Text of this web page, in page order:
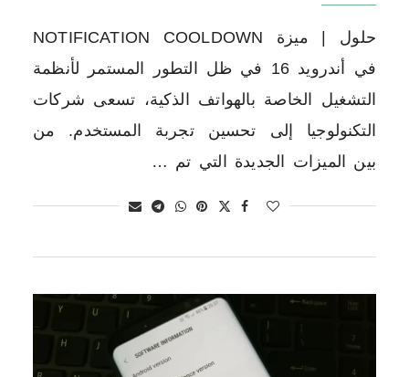
حلول | ميزة NOTIFICATION COOLDOWN
في أندرويد 16 في ظل التطور المستمر لأنظمة
التشغيل الخاصة بالهواتف الذكية، تسعى شركات
التكنولوجيا إلى تحسين تجربة المستخدم. من
بين الميزات الجديدة التي تم …